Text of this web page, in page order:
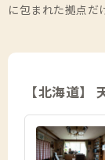
に包まれた拠点だ
【北海道】